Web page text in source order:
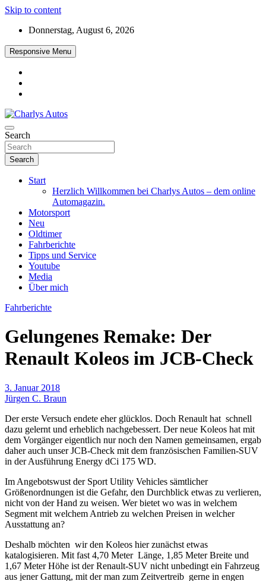
Skip to content
Donnerstag, August 6, 2026
Responsive Menu
Charlys Autos
Das neue Automagazin – global. regional. informativ. interaktiv
Search
Search
Start
Herzlich Willkommen bei Charlys Autos – dem online
Automagazin.
Motorsport
Neu
Oldtimer
Fahrberichte
Tipps und Service
Youtube
Media
Über mich
Fahrberichte
Gelungenes Remake: Der
Renault Koleos im JCB-Check
3. Januar 2018
Jürgen C. Braun
Der erste Versuch endete eher glücklos. Doch Renault hat schnell
dazu gelernt und erheblich nachgebessert. Der neue Koleos hat mit
dem Vorgänger eigentlich nur noch den Namen gemeinsamen, ergab
daher auch unser JCB-Check mit dem französischen Familien-SUV
in der Ausführung Energy dCi 175 WD.
Im Angebotswust der Sport Utility Vehicles sämtlicher
Größenordnungen ist die Gefahr, den Durchblick etwas zu verlieren,
nicht von der Hand zu weisen. Wer bietet wo was in welchem
Segment mit welchem Antrieb zu welchen Preisen in welcher
Ausstattung an?
Deshalb möchten wir den Koleos hier zunächst etwas
katalogisieren. Mit fast 4,70 Meter Länge, 1,85 Meter Breite und
1,67 Meter Höhe ist der Renault-SUV nicht unbedingt ein Fahrzeug
aus jener Gattung, mit der man zum Zeitvertreib gerne in engen